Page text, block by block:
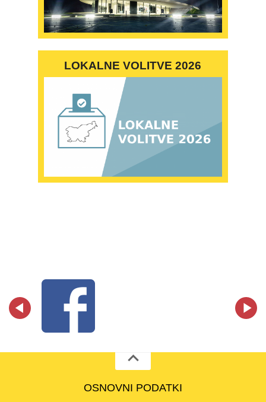
LOKALNE VOLITVE 2026
OSNOVNI PODATKI